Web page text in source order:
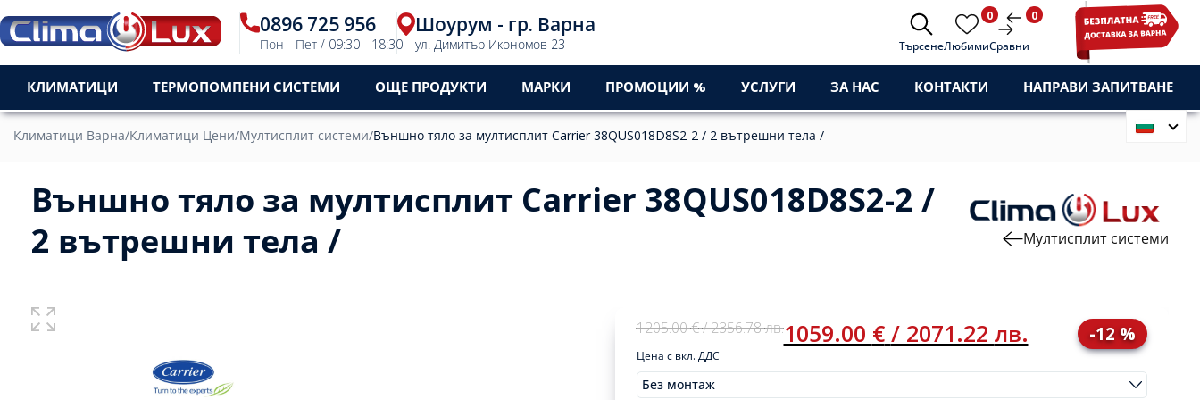
0896 725 956
Пон - Пет / 09:30 - 18:30
Шоурум - гр. Варна
ул. Димитър Икономов 23 ТърсенеЛюбими
0
Сравни
0
КЛИМАТИЦИ ТЕРМОПОМПЕНИ СИСТЕМИ ОЩЕ ПРОДУКТИ МАРКИ ПРОМОЦИИ % УСЛУГИ ЗА НАС КОНТАКТИ НАПРАВИ ЗАПИТВАНЕ
Климатици Варна/Климатици Цени/Мултисплит системи/Външно тяло за мултисплит Carrier 38QUS018D8S2-2 / 2 вътрешни тела /
Външно тяло за мултисплит Carrier 38QUS018D8S2-2 /
2 вътрешни тела /
Мултисплит системи
1205.00€/ 2356.78лв.
Original
was:
1205,00 €
1059.00 € / 2071.22 лв.
Current
is:
1059,00 €
-12 %
Цена с вкл. ДДС
Без монтаж
Монтажи
1205.00
Original1059.00
Current